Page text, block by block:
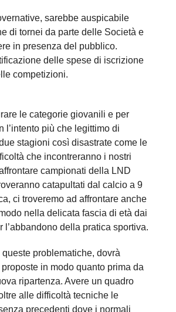
sarebbe auspicabile
di tornei da parte delle Società e
in presenza del pubblico.
delle spese di iscrizione
competizioni.
le categorie giovanili e per
l’intento più che legittimo di
stagioni così disastrate come le
che incontreranno i nostri
campionati della LND
catapultati dal calcio a 9
ci troveremo ad affrontare anche
nella delicata fascia di età dai
della pratica sportiva.
problematiche, dovrà
in modo quanto prima da
ripartenza. Avere un quadro
alle difficoltà tecniche le
precedenti dove i normali